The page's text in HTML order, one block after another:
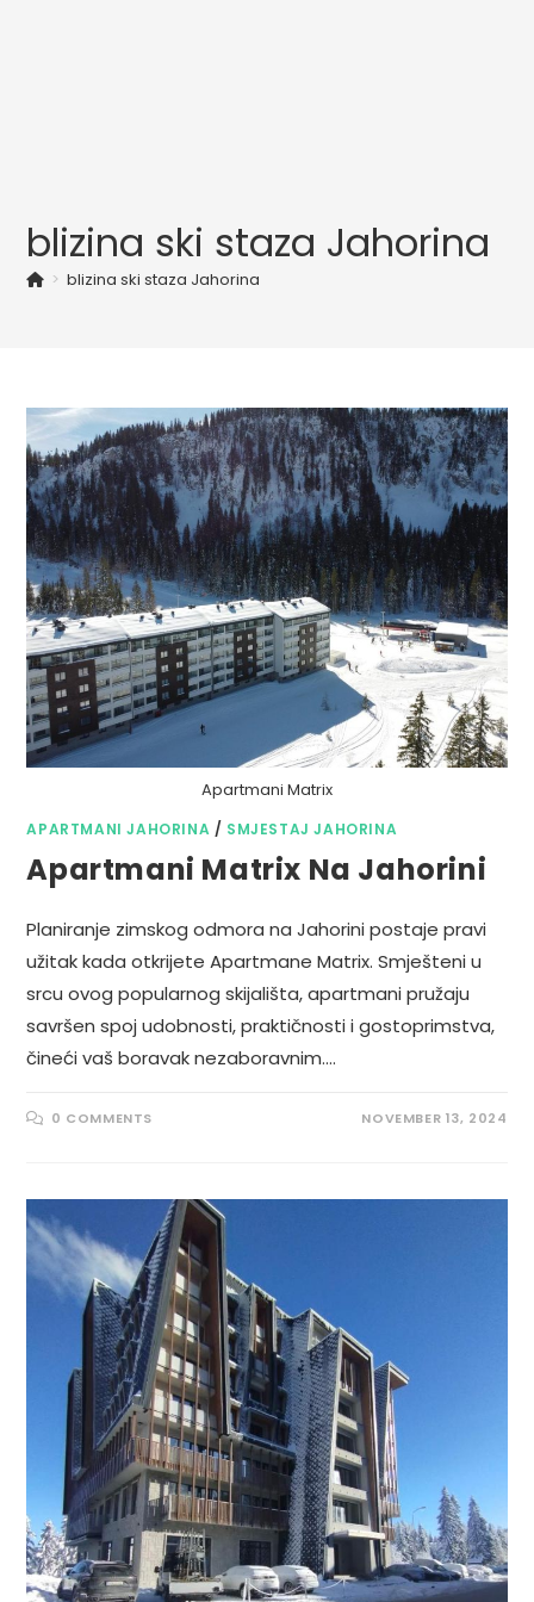
blizina ski staza Jahorina
> blizina ski staza Jahorina
Apartmani Matrix
APARTMANI JAHORINA / SMJESTAJ JAHORINA
Apartmani Matrix Na Jahorini
Planiranje zimskog odmora na Jahorini postaje pravi
užitak kada otkrijete Apartmane Matrix. Smješteni u
srcu ovog popularnog skijališta, apartmani pružaju
savršen spoj udobnosti, praktičnosti i gostoprimstva,
čineći vaš boravak nezaboravnim.…
0 COMMENTS NOVEMBER 13, 2024